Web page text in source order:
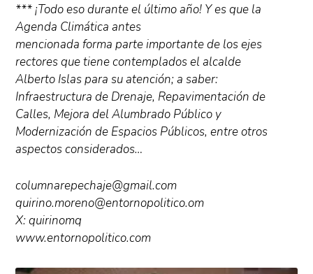
*** ¡Todo eso durante el último año! Y es que la
Agenda Climática antes
mencionada forma parte importante de los ejes
rectores que tiene contemplados el alcalde
Alberto Islas para su atención; a saber:
Infraestructura de Drenaje, Repavimentación de
Calles, Mejora del Alumbrado Público y
Modernización de Espacios Públicos, entre otros
aspectos considerados…
columnarepechaje@gmail.com
quirino.moreno@entornopolitico.om
X: quirinomq
www.entornopolitico.com